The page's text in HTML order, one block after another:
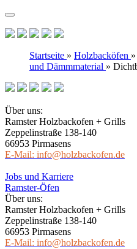
Startseite » Holzbacköfen »
und Dämmmaterial »
Über uns:
Ramster Holzbackofen + Grills
Zeppelinstraße 138-140
66953 Pirmasens
E-Mail: info@holzbackofen.de
Jobs und Karriere
Ramster-Öfen
Über uns:
Ramster Holzbackofen + Grills
Zeppelinstraße 138-140
66953 Pirmasens
E-Mail: info@holzbackofen.de